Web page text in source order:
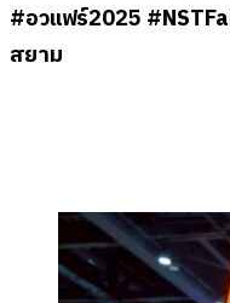
#อวแฟร์2025
สยาม